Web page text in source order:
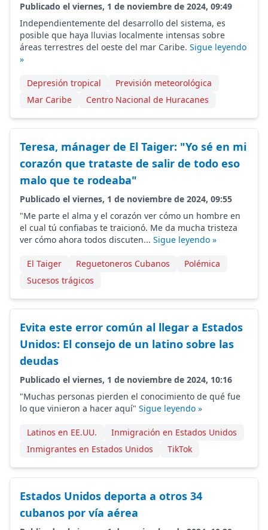
Publicado el viernes, 1 de noviembre de 2024, 09:49
Independientemente del desarrollo del sistema, es
posible que haya lluvias localmente intensas sobre
áreas terrestres del oeste del mar Caribe. Sigue leyendo
»
Depresión tropical
Previsión meteorológica
Mar Caribe
Centro Nacional de Huracanes
Teresa, mánager de El Taiger: "Yo sé en mi
corazón que trataste de salir de todo eso
malo que te rodeaba"
Publicado el viernes, 1 de noviembre de 2024, 09:55
"Me parte el alma y el corazón ver cómo un hombre en
el cual tú confiabas te traicionó. Me da mucha tristeza
ver cómo ahora todos discuten... Sigue leyendo »
El Taiger Reguetoneros Cubanos
Polémica
Sucesos trágicos
Evita este error común al llegar a Estados
Unidos: El consejo de un latino sobre las
deudas
Publicado el viernes, 1 de noviembre de 2024, 10:16
"Muchas personas pierden el conocimiento de qué fue
lo que vinieron a hacer aquí" Sigue leyendo »
Latinos en EE.UU.
Inmigración en Estados Unidos
Inmigrantes en Estados Unidos
TikTok
Estados Unidos deporta a otros 34
cubanos por vía aérea